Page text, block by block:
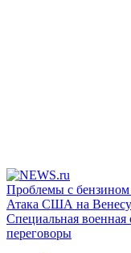
Проблемы с бензином
Атака США на
Специальная
переговоры